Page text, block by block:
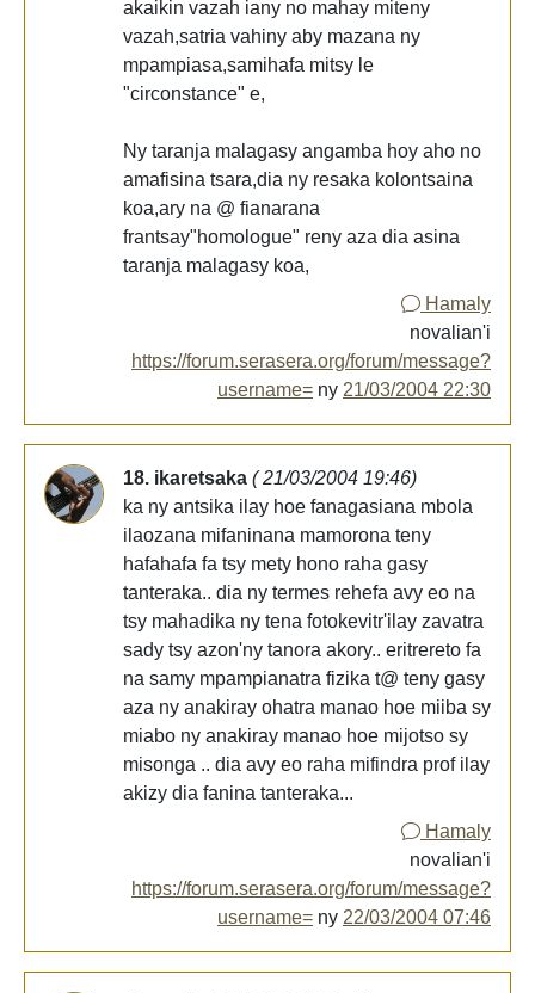
akaikin vazah iany no mahay miteny
vazah,satria vahiny aby mazana ny
mpampiasa,samihafa mitsy le
"circonstance" e,
Ny taranja malagasy angamba hoy aho no
amafisina tsara,dia ny resaka kolontsaina
koa,ary na @ fianarana
frantsay"homologue" reny aza dia asina
taranja malagasy koa,
Hamaly
novalian'i
https://forum.serasera.org/forum/message?
username= ny 21/03/2004 22:30
18. ikaretsaka ( 21/03/2004 19:46)
ka ny antsika ilay hoe fanagasiana mbola
ilaozana mifaninana mamorona teny
hafahafa fa tsy mety hono raha gasy
tanteraka.. dia ny termes rehefa avy eo na
tsy mahadika ny tena fotokevitr'ilay zavatra
sady tsy azon'ny tanora akory.. eritrereto fa
na samy mpampianatra fizika t@ teny gasy
aza ny anakiray ohatra manao hoe miiba sy
miabo ny anakiray manao hoe mijotso sy
misonga .. dia avy eo raha mifindra prof ilay
akizy dia fanina tanteraka...
Hamaly
novalian'i
https://forum.serasera.org/forum/message?
username= ny 22/03/2004 07:46